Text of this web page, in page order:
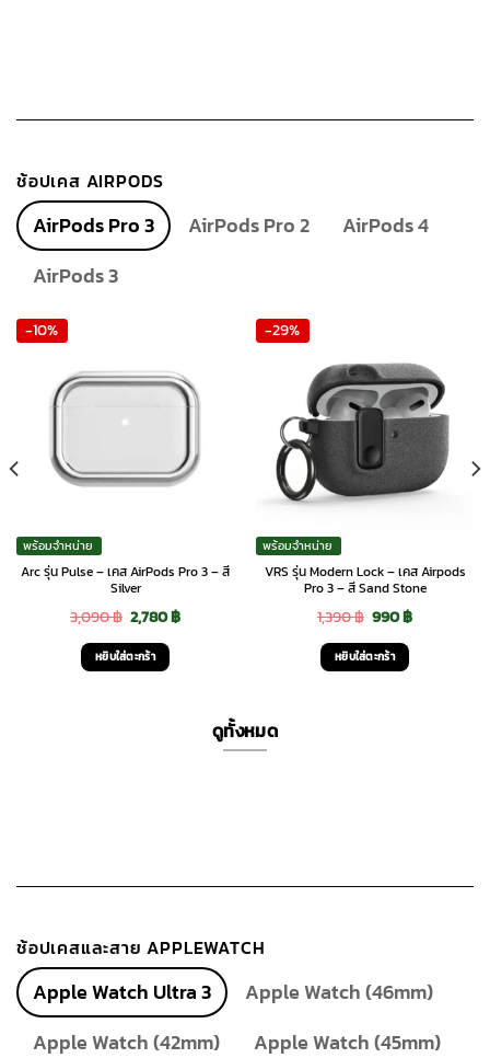
on
the
product
ช้อปเคส AIRPODS
AirPods Pro 3 AirPods Pro 2
AirPods 4
AirPods 3
-10%
พร้อมจำหน่าย
Arc รุ่น Pulse – เคส AirPods Pro 3 – สี
Silver
3,090฿ Original
price
was:
2,780฿Current
หยิบใส่ตะกร้า
-29%
พร้อมจำหน่าย
VRS รุ่น Modern Lock – เคส Airpods
Pro 3 – สี Sand Stone
1,390฿ Original
price
was:
990฿Current
หยิบใส่ตะกร้า
ดูทั้งหมด
ช้อปเคสและสาย APPLEWATCH
Apple Watch Ultra 3
Apple Watch (46mm)
Apple Watch (42mm)
Apple Watch (45mm)